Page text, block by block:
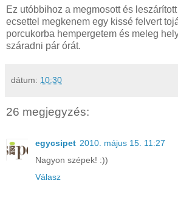
Ez utóbbihoz a megmosott és
ecsettel megkenem egy kissé felvert
porcukorba hempergetem és meleg
száradni pár órát.
dátum: 10:30
26 megjegyzés:
egycsipet 2010. május 15. 11:27
Nagyon szépek! :))
Válasz